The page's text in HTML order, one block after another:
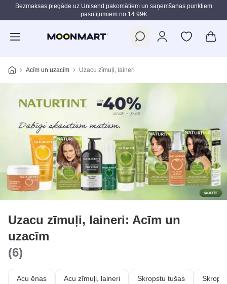
Pāriet uz galveno saturu
Bezmaksas piegāde uz Unisend pakomātiem un saņemšanas punktiem
pasūtījumiem no 14.99€
Acīm un uzacīm Uzacu zīmuļi, laineri
Uzacu zīmuļi, laineri: Acīm un
uzacīm
(6)
Acu ēnas Acu zīmuļi, laineri Skropstu tušas